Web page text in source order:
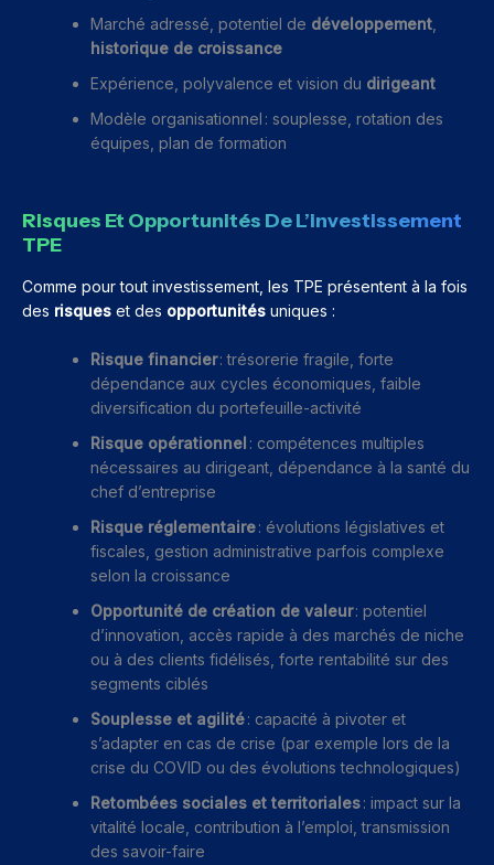
Marché adressé, potentiel de développement,
historique de croissance
Expérience, polyvalence et vision du dirigeant
Modèle organisationnel : souplesse, rotation des
équipes, plan de formation
Risques Et Opportunités De L’investissement
TPE
Comme pour tout investissement, les TPE présentent à la fois
des risques et des opportunités uniques :
Risque financier: trésorerie fragile, forte
dépendance aux cycles économiques, faible
diversification du portefeuille-activité
Risque opérationnel : compétences multiples
nécessaires au dirigeant, dépendance à la santé du
chef d’entreprise
Risque réglementaire: évolutions législatives et
fiscales, gestion administrative parfois complexe
selon la croissance
Opportunité de création de valeur: potentiel
d’innovation, accès rapide à des marchés de niche
ou à des clients fidélisés, forte rentabilité sur des
segments ciblés
Souplesse et agilité: capacité à pivoter et
s’adapter en cas de crise (par exemple lors de la
crise du COVID ou des évolutions technologiques)
Retombées sociales et territoriales: impact sur la
vitalité locale, contribution à l’emploi, transmission
des savoir-faire